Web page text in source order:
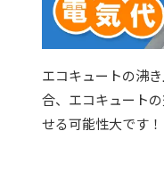
エコキュートの沸
合、エコキュート
せる可能性大です！